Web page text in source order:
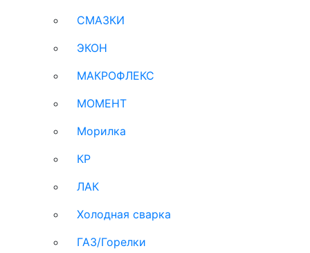
СМАЗКИ
ЭКОН
МАКРОФЛЕКС
МОМЕНТ
Морилка
КР
ЛАК
Холодная сварка
ГАЗ/Горелки